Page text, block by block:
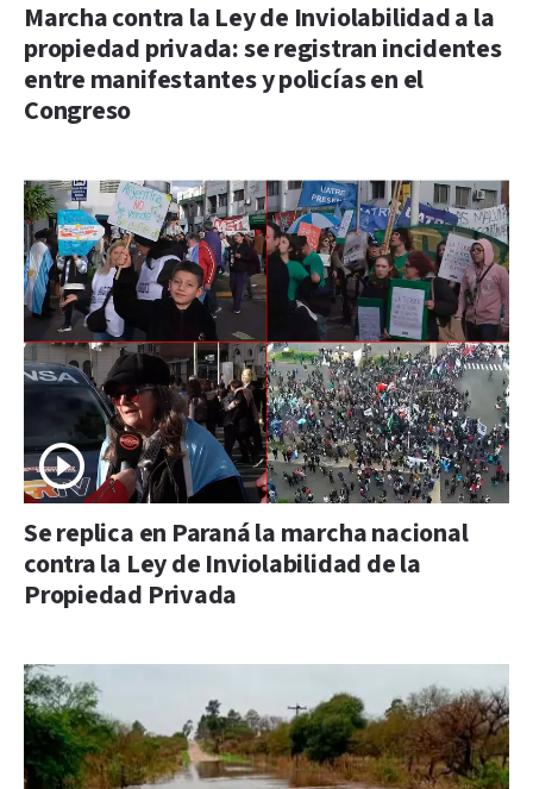
Marcha contra la Ley de Inviolabilidad a la
propiedad privada: se registran incidentes
entre manifestantes y policías en el
Congreso
Se replica en Paraná la marcha nacional
contra la Ley de Inviolabilidad de la
Propiedad Privada